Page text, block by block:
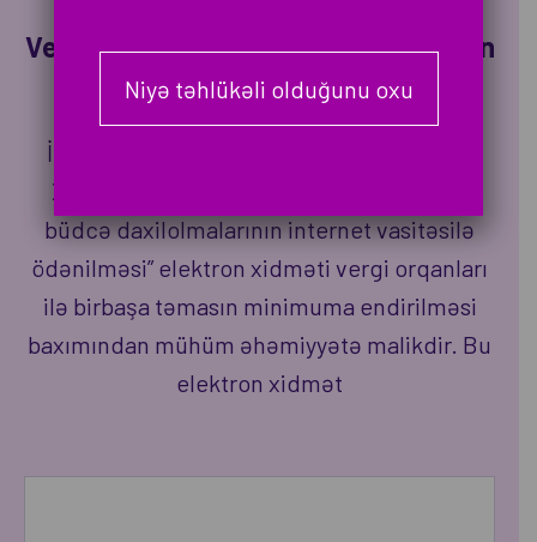
Vergi və digər büdcə daxilolmalarının
internet vasitəsilə ödənilməsi
İqtisadiyyat Nazirliyi yanında Dövlət Vergi
Xidmətinin təqdim etdiyi “Vergi və digər
büdcə daxilolmalarının internet vasitəsilə
ödənilməsi” elektron xidməti vergi orqanları
ilə birbaşa təmasın minimuma endirilməsi
baxımından mühüm əhəmiyyətə malikdir. Bu
elektron xidmət
Niyə təhlükəli olduğunu oxu